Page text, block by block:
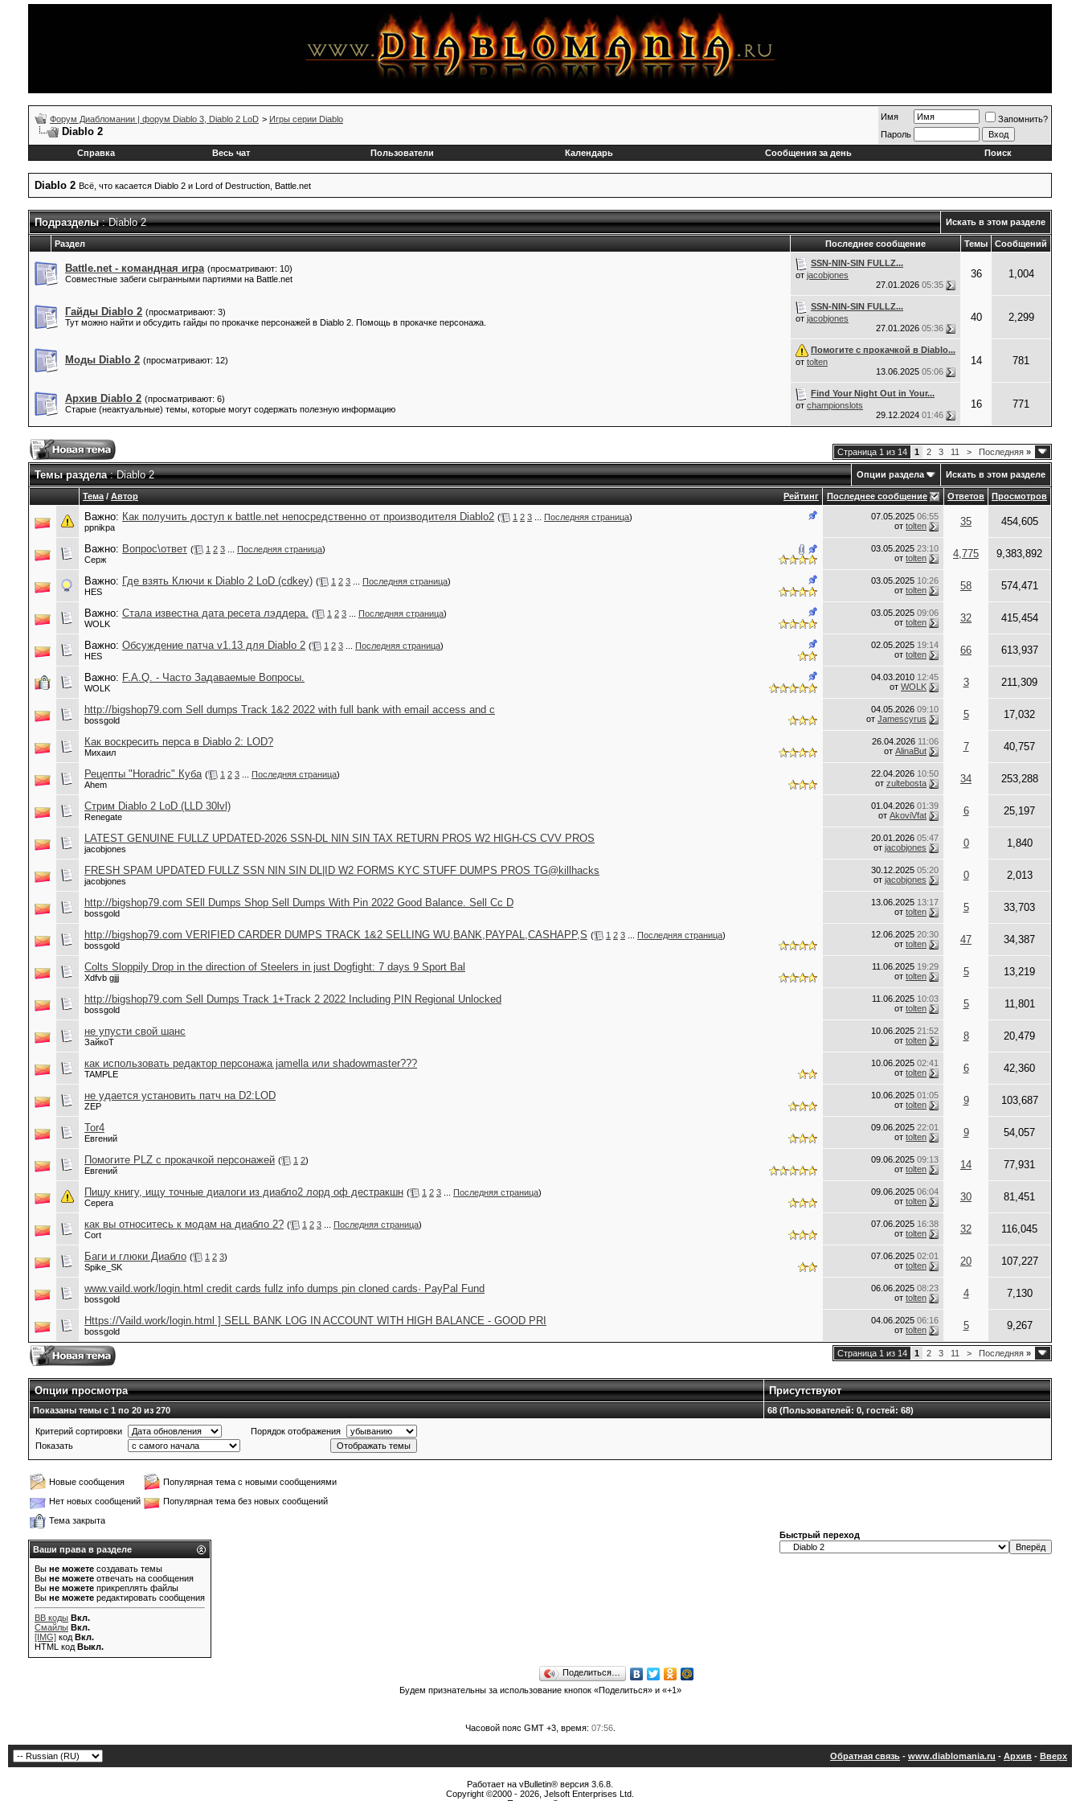
Форум Диабломании | форум Diablo 3, Diablo 2 LoD > Игры серии Diablo
Diablo 2
Имя
Запомнить?
Пароль
Справка
Весь чат Пользователи Календарь Сообщения за день Поиск
Diablo 2 Всё, что касается Diablo 2 и Lord of Destruction, Battle.net
Подразделы: Diablo 2 Искать в этом разделе
Раздел Последнее сообщение Темы Сообщений
Battle.net - командная игра (просматривают: 10)
Совместные забеги сыгранными партиями на Battle.net
SSN-NIN-SIN FULLZ...
от jacobjones
27.01.2026 05:35
36 1,004
Гайды Diablo 2 (просматривают: 3)
Тут можно найти и обсудить гайды по прокачке персонажей в Diablo 2. Помощь в прокачке персонажа.
SSN-NIN-SIN FULLZ...
от jacobjones
27.01.2026 05:36
40 2,299
Моды Diablo 2 (просматривают: 12)
Помогите с прокачкой в Diablo...
от tolten
13.06.2025 05:06
14 781
Архив Diablo 2 (просматривают: 6)
Старые (неактуальные) темы, которые могут содержать полезную информацию
Find Your Night Out in Your...
от championslots
29.12.2024 01:46
16 771
Страница 1 из 14 1 2 3 11 > Последняя »
Темы раздела: Diablo 2 Опции раздела Искать в этом разделе
Рейтинг
Тема / Автор Последнее сообщение Ответов Просмотров
Важно: Как получить доступ к battle.net непосредственно от производителя Diablo2 ( 1 2 3 Последняя страница)
ppnikpa
07.05.2025 06:55
от tolten 35 454,605
Важно: Вопрос\ответ ( 1 2 3 Последняя страница)
Серж
03.05.2025 23:10
от tolten 4,775 9,383,892
Важно: Где взять Ключи к Diablo 2 LoD (cdkey) ( 1 2 3 Последняя страница)
HES
03.05.2025 10:26
от tolten 58 574,471
Важно: Стала известна дата ресета лэддера. ( 1 2 3 Последняя страница)
WOLK
03.05.2025 09:06
от tolten 32 415,454
Важно: Обсуждение патча v1.13 для Diablo 2 ( 1 2 3 Последняя страница)
HES
02.05.2025 19:14
от tolten 66 613,937
Важно: F.A.Q. - Часто Задаваемые Вопросы.
WOLK
04.03.2010 12:45
от WOLK 3 211,309
http://bigshop79.com Sell dumps Track 1&2 2022 with full bank with email access and c
bossgold
04.05.2026 09:10
от Jamescyrus 5 17,032
Как воскресить перса в Diablo 2: LOD?
Михаил
26.04.2026 11:06
от AlinaBut 7 40,757
Рецепты "Horadric" Куба ( 1 2 3 Последняя страница)
Ahem
22.04.2026 10:50
от zultebosta 34 253,288
Стрим Diablo 2 LoD (LLD 30lvl)
Renegate
01.04.2026 01:39
от AkoviVfat 6 25,197
LATEST GENUINE FULLZ UPDATED-2026 SSN-DL NIN SIN TAX RETURN PROS W2 HIGH-CS CVV PROS
jacobjones
20.01.2026 05:47
от jacobjones 0 1,840
FRESH SPAM UPDATED FULLZ SSN NIN SIN DL|ID W2 FORMS KYC STUFF DUMPS PROS TG@killhacks
jacobjones
30.12.2025 05:20
от jacobjones 0 2,013
http://bigshop79.com SEll Dumps Shop Sell Dumps With Pin 2022 Good Balance. Sell Cc D
bossgold
13.06.2025 13:17
от tolten 5 33,703
http://bigshop79.com VERIFIED CARDER DUMPS TRACK 1&2 SELLING WU,BANK,PAYPAL,CASHAPP,S ( 1 2 3 Последняя страница)
bossgold
12.06.2025 20:30
от tolten 47 34,387
Colts Sloppily Drop in the direction of Steelers in just Dogfight: 7 days 9 Sport Bal
Xdfvb gjjj
11.06.2025 19:29
от tolten 5 13,219
http://bigshop79.com Sell Dumps Track 1+Track 2 2022 Including PIN Regional Unlocked
bossgold
11.06.2025 10:03
от tolten 5 11,801
не упусти свой шанс
ЗайкоТ
10.06.2025 21:52
от tolten 8 20,479
как использовать редактор персонажа jamella или shadowmaster???
TAMPLE
10.06.2025 02:41
от tolten 6 42,360
не удается установить патч на D2:LOD
ZEP
10.06.2025 01:05
от tolten 9 103,687
Tor4
Евгений
09.06.2025 22:01
от tolten 9 54,057
Помогите PLZ с прокачкой персонажей ( 1 2)
Евгений
09.06.2025 09:13
от tolten 14 77,931
Пишу книгу, ищу точные диалоги из диабло2 лорд оф дестракшн ( 1 2 3 Последняя страница)
Cepera
09.06.2025 06:04
от tolten 30 81,451
как вы относитесь к модам на диабло 2? ( 1 2 3 Последняя страница)
Cort
07.06.2025 16:38
от tolten 32 116,045
Баги и глюки Диабло ( 1 2 3)
Spike_SK
07.06.2025 02:01
от tolten 20 107,227
www.vaild.work/login.html credit cards fullz info dumps pin cloned cards· PayPal Fund
bossgold
06.06.2025 08:23
от tolten 4 7,130
Https://Vaild.work/login.html ] SELL BANK LOG IN ACCOUNT WITH HIGH BALANCE - GOOD PRI
bossgold
04.06.2025 06:16
от tolten 5 9,267
Страница 1 из 14 1 2 3 11 > Последняя »
Опции просмотра Присутствуют
Показаны темы с 1 по 20 из 270 68 (Пользователей: 0, гостей: 68)
Критерий сортировки
Порядок отображения
Показать
Новые сообщения
Популярная тема с новыми сообщениями
Нет новых сообщений
Популярная тема без новых сообщений
Тема закрыта
Ваши права в разделе
Вы не можете создавать темы
Вы не можете отвечать на сообщения
Вы не можете прикреплять файлы
Вы не можете редактировать сообщения
BB коды Вкл.
Смайлы Вкл.
[IMG] код Вкл.
HTML код Выкл.
Быстрый переход
Поделиться…
Будем признательны за использование кнопок «Поделиться» и «+1»
Часовой пояс GMT +3, время: 07:56.
Обратная связь - www.diablomania.ru - Архив - Вверх
Работает на vBulletin® версия 3.6.8.
Copyright ©2000 - 2026, Jelsoft Enterprises Ltd.